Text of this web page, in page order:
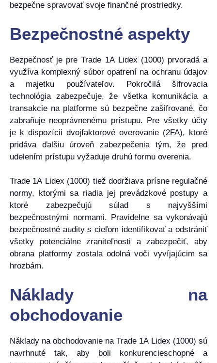
bezpečne spravovať svoje finančné prostriedky.
Bezpečnostné aspekty
Bezpečnosť je pre Trade 1A Lidex (1000) prvoradá a
využíva komplexný súbor opatrení na ochranu údajov
a majetku používateľov. Pokročilá šifrovacia
technológia zabezpečuje, že všetka komunikácia a
transakcie na platforme sú bezpečne zašifrované, čo
zabraňuje neoprávnenému prístupu. Pre všetky účty
je k dispozícii dvojfaktorové overovanie (2FA), ktoré
pridáva ďalšiu úroveň zabezpečenia tým, že pred
udelením prístupu vyžaduje druhú formu overenia.
Trade 1A Lidex (1000) tiež dodržiava prísne regulačné
normy, ktorými sa riadia jej prevádzkové postupy a
ktoré zabezpečujú súlad s najvyššími
bezpečnostnými normami. Pravidelne sa vykonávajú
bezpečnostné audity s cieľom identifikovať a odstrániť
všetky potenciálne zraniteľnosti a zabezpečiť, aby
obrana platformy zostala odolná voči vyvíjajúcim sa
hrozbám.
Náklady na
obchodovanie
Náklady na obchodovanie na Trade 1A Lidex (1000) sú
navrhnuté tak, aby boli konkurencieschopné a